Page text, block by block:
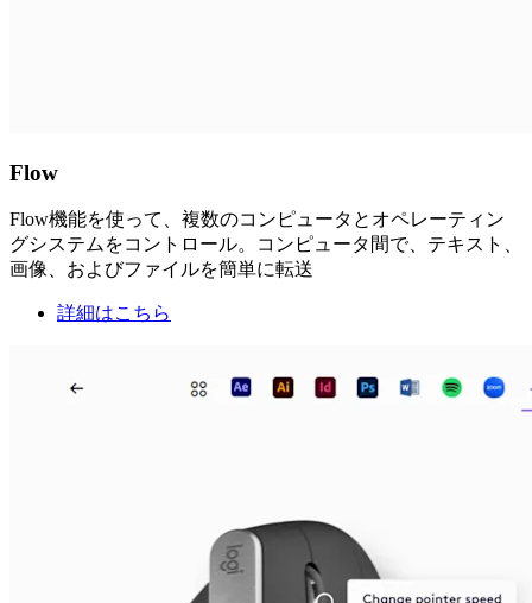
Flow
Flow機能を使って、複数のコンピュータとオペレーティン
グシステムをコントロール。コンピュータ間で、テキスト、
画像、およびファイルを簡単に転送
詳細はこちら